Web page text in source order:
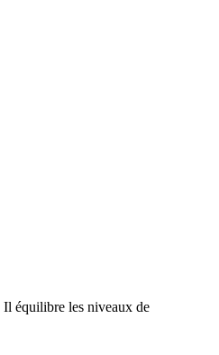
Il équilibre les niveaux de